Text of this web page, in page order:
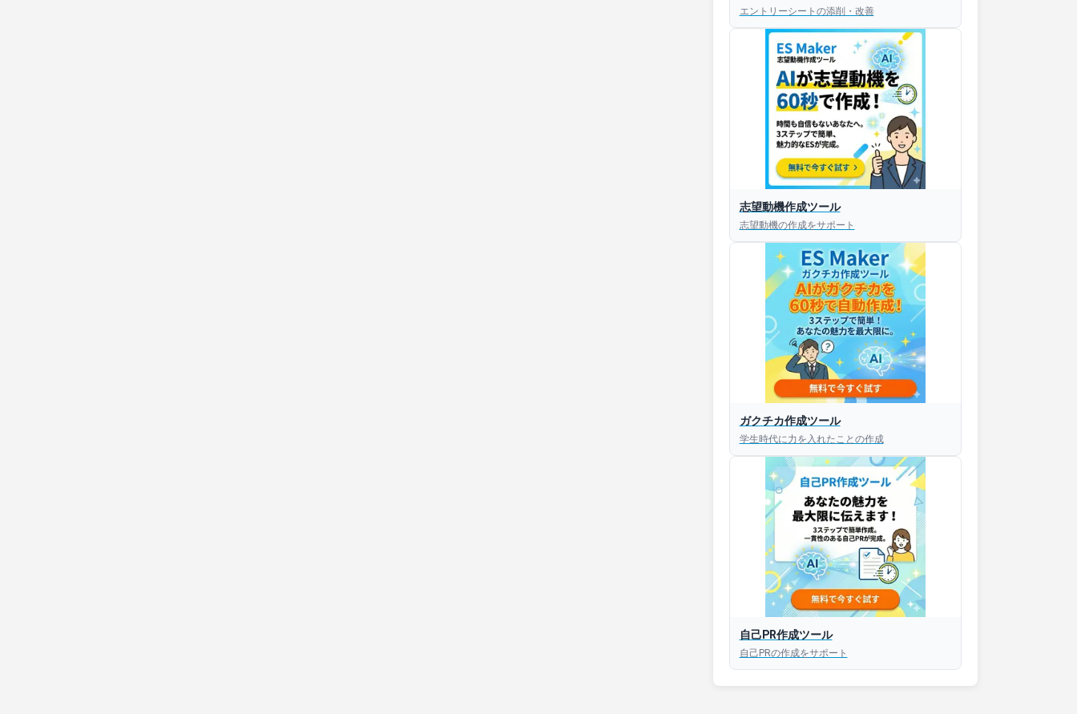
エントリーシートの添削・改善
志望動機作成ツール
志望動機の作成をサポート
ガクチカ作成ツール
学生時代に力を入れたことの作成
自己PR作成ツール
自己PRの作成をサポート